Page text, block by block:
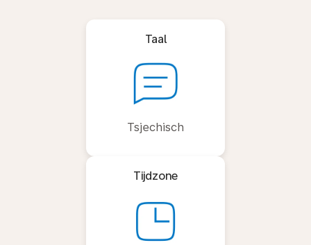
Taal
Tsjechisch
Tijdzone